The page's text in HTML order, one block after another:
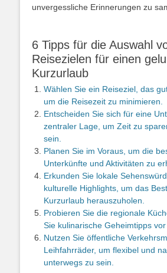
unvergessliche Erinnerungen zu
6 Tipps für die Auswahl
Reisezielen für einen
Kurzurlaub
Wählen Sie ein Reiseziel, das
um die Reisezeit zu minimieren.
Entscheiden Sie sich für eine
zentraler Lage, um Zeit zu
sein.
Planen Sie im Voraus, um die
Unterkünfte und Aktivitäten zu
Erkunden Sie lokale
kulturelle Highlights, um das
Kurzurlaub herauszuholen.
Probieren Sie die regionale
Sie kulinarische Geheimtipps vor
Nutzen Sie öffentliche
Leihfahrräder, um flexibel und
unterwegs zu sein.